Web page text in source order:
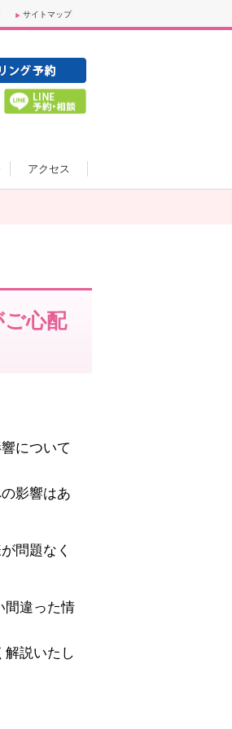
サイトマップ
アクセス
心配
について
影響はあ
問題なく
間違った情
解説いたし